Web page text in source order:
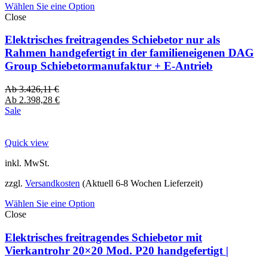
Wählen Sie eine Option
Close
Elektrisches freitragendes Schiebetor nur als
Rahmen handgefertigt in der familieneigenen DAG
Group Schiebetormanufaktur + E-Antrieb
Ab3.426,11€
Ab 2.398,28 €
Sale
Quick view
inkl. MwSt.
zzgl. Versandkosten (Aktuell 6-8 Wochen Lieferzeit)
Wählen Sie eine Option
Close
Elektrisches freitragendes Schiebetor mit
Vierkantrohr 20×20 Mod. P20 handgefertigt |